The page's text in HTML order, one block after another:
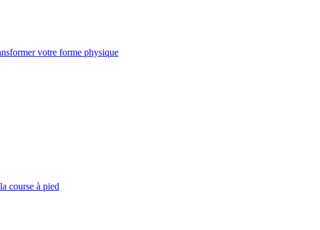
votre forme physique
course à pied